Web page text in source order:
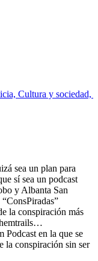
Cultura y sociedad,
sea un plan para
sí sea un podcast
y Albanta San
la conspiración más
Podcast en la que se
la conspiración sin ser